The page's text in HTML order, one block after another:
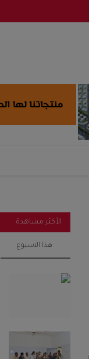
الأكثر مشاهدة
هذا الاسبوع